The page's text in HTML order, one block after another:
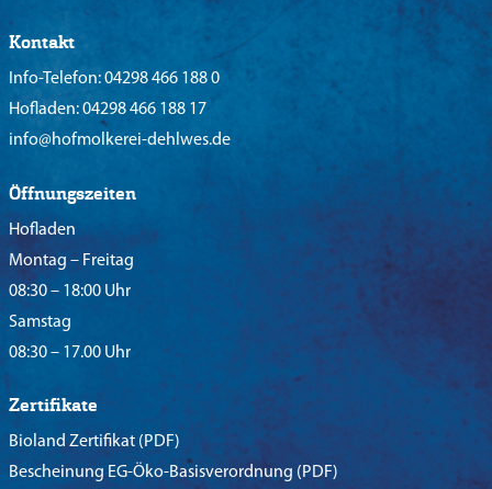
Kontakt
Info-Telefon:04298 466 188 0
Hofladen:04298 466 188 17
info@hofmolkerei-dehlwes.de
Öffnungszeiten
Hofladen
Montag – Freitag
08:30 – 18:00 Uhr
Samstag
08:30 – 17.00 Uhr
Zertifikate
Bioland Zertifikat (PDF)
Bescheinung EG-Öko-Basisverordnung (PDF)